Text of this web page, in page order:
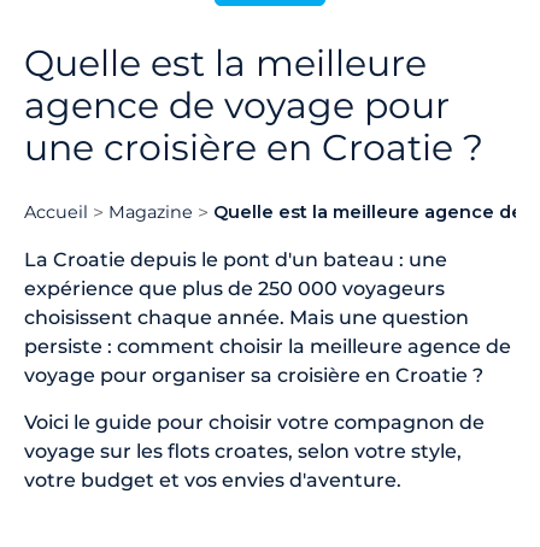
Quelle est la meilleure
agence de voyage pour
une croisière en Croatie ?
Accueil Magazine Quelle est la meilleure agence de
La Croatie depuis le pont d'un bateau : une
expérience que plus de 250 000 voyageurs
choisissent chaque année. Mais une question
persiste : comment choisir la meilleure agence de
voyage pour organiser sa croisière en Croatie ?
Voici le guide pour choisir votre compagnon de
voyage sur les flots croates, selon votre style,
votre budget et vos envies d'aventure.